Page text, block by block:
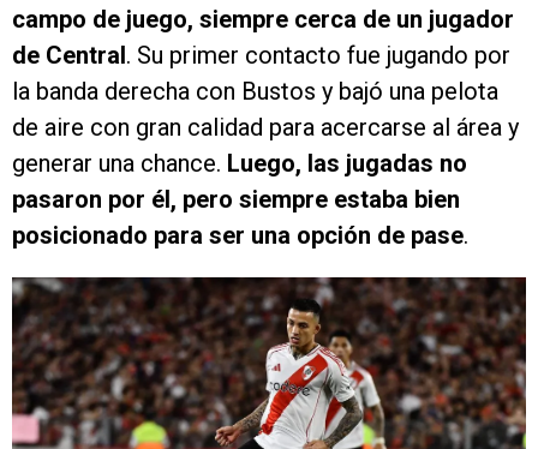
campo de juego, siempre cerca de un jugador
de Central . Su primer contacto fue jugando por
la banda derecha con Bustos y bajó una pelota
de aire con gran calidad para acercarse al área y
generar una chance. Luego, las jugadas no
pasaron por él, pero siempre estaba bien
posicionado para ser una opción de pase.